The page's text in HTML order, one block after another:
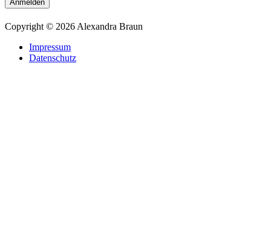
Anmelden
Copyright © 2026 Alexandra Braun
Impressum
Datenschutz